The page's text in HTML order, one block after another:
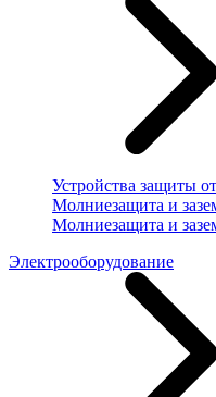
Устройства защиты
Молниезащита и
Молниезащита и
Электрооборудование